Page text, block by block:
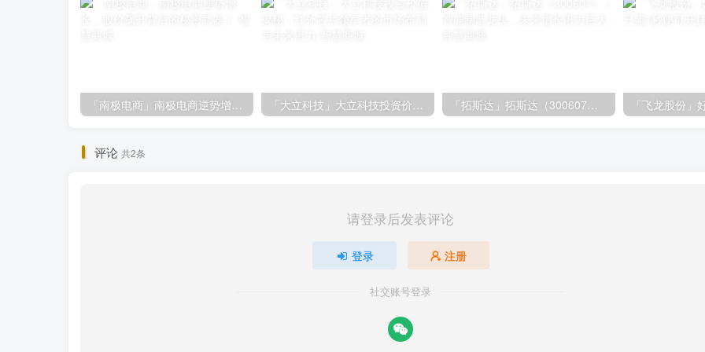
「南极电商」南极电商逆势增长，股价飙升背后的秘密武器！
评论 共2条
请登录后发表评论
登录 注册
社交账号登录